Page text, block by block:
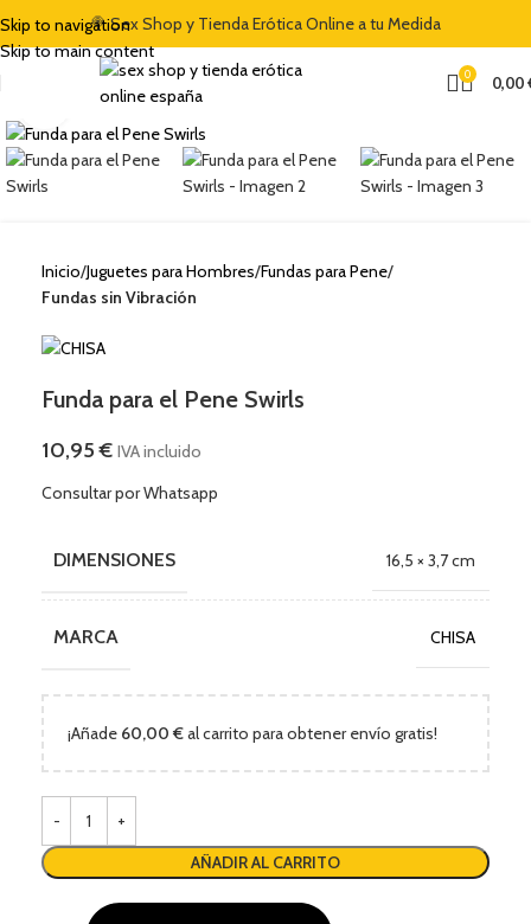
Skip to navigation
Skip to main content
🍭 Sex Shop y Tienda Erótica Online a tu Medida
0 0,00
Clic para ampliar
Inicio Juguetes para Hombres Fundas para Pene
Fundas sin Vibración
Funda para el Pene Swirls
10,95€ IVA incluido
Consultar por Whatsapp
DIMENSIONES 16,5 × 3,7 cm
MARCA CHISA
¡Añade 60,00 €al carrito para obtener envío gratis!
AÑADIR AL CARRITO